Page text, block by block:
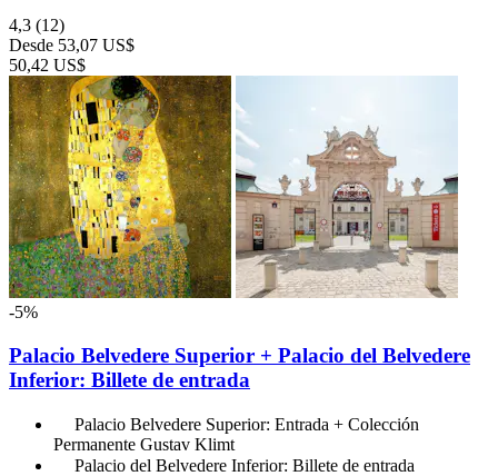
4,3 (12)
Desde 53,07 US$
50,42 US$
-5%
Palacio Belvedere Superior + Palacio del Belvedere
Inferior: Billete de entrada
Palacio Belvedere Superior: Entrada + Colección
Permanente Gustav Klimt
Palacio del Belvedere Inferior: Billete de entrada